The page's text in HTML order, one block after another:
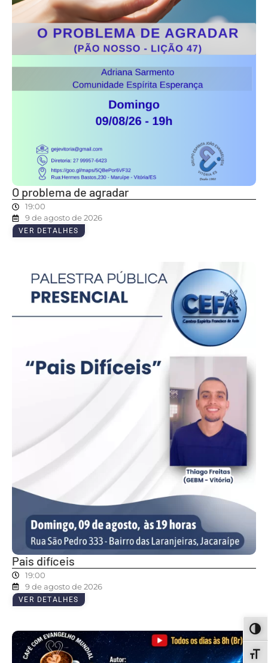
O problema de agradar
19:00
9 de agosto de 2026
VER DETALHES
Pais difíceis
19:00
9 de agosto de 2026
VER DETALHES